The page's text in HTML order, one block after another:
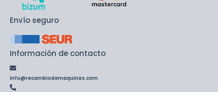
Envío seguro
Información de contacto
info@recambiodemaquinas.com